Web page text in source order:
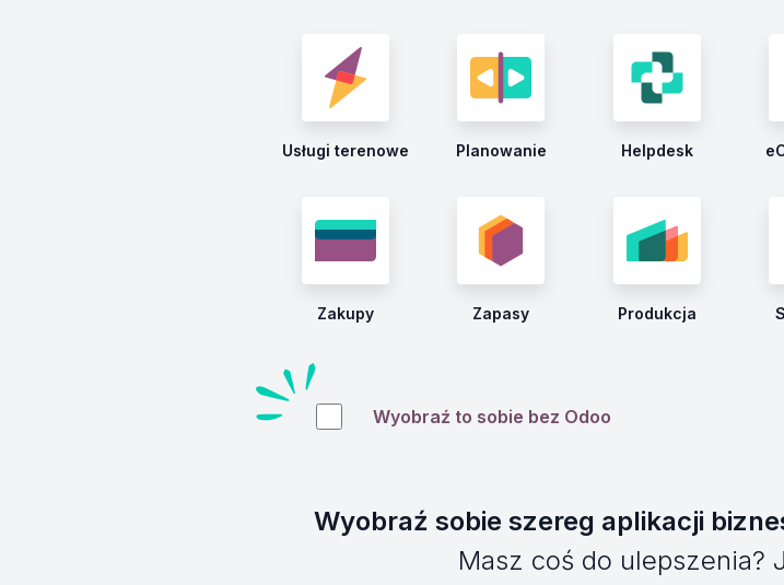
Usługi terenowe Planowanie Helpdesk
Zakupy Zapasy Produkcja
Wyobraź to sobie bez Odoo
Wyobraź sobie szereg aplikacji
Masz coś do ulepszenia?